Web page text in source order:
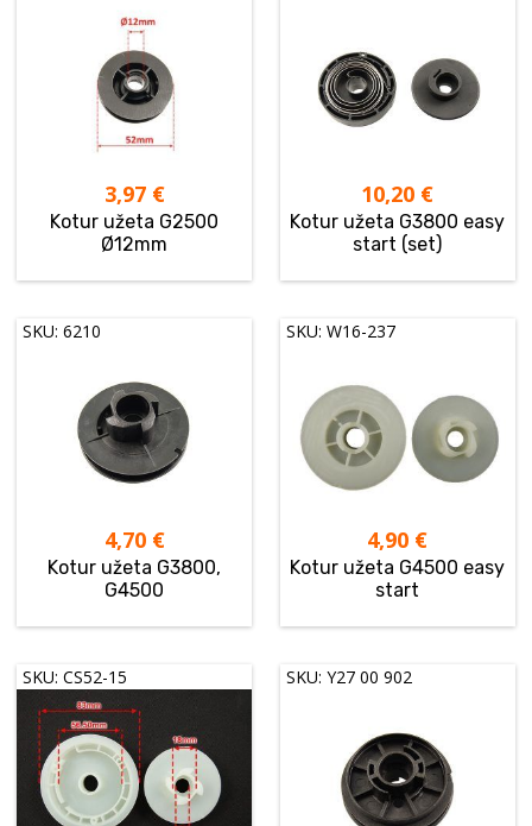
3,97 €
Kotur užeta G2500
Ø12mm
10,20 €
Kotur užeta G3800 easy
start (set)
SKU: 6210
4,70 €
Kotur užeta G3800,
G4500
SKU: W16-237
4,90 €
Kotur užeta G4500 easy
start
SKU: CS52-15 SKU: Y27 00 902